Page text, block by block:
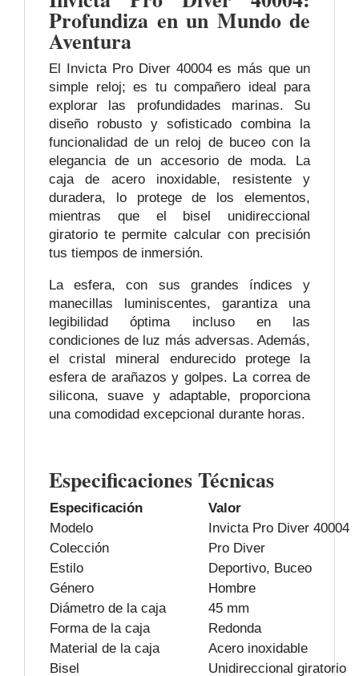
Profundiza en un Mundo de
Aventura
El Invicta Pro Diver 40004 es más que un
simple reloj; es tu compañero ideal para
explorar las profundidades marinas. Su
diseño robusto y sofisticado combina la
funcionalidad de un reloj de buceo con la
elegancia de un accesorio de moda. La
caja de acero inoxidable, resistente y
duradera, lo protege de los elementos,
mientras que el bisel unidireccional
giratorio te permite calcular con precisión
tus tiempos de inmersión.
La esfera, con sus grandes índices y
manecillas luminiscentes, garantiza una
legibilidad óptima incluso en las
condiciones de luz más adversas. Además,
el cristal mineral endurecido protege la
esfera de arañazos y golpes. La correa de
silicona, suave y adaptable, proporciona
una comodidad excepcional durante horas.
Especificaciones Técnicas
Especificación
Valor
Modelo
Invicta Pro Diver 40004
Colección
Pro Diver
Estilo
Deportivo, Buceo
Género
Hombre
Diámetro de la caja
45 mm
Forma de la caja
Redonda
Material de la caja
Acero inoxidable
Bisel
Unidireccional giratorio